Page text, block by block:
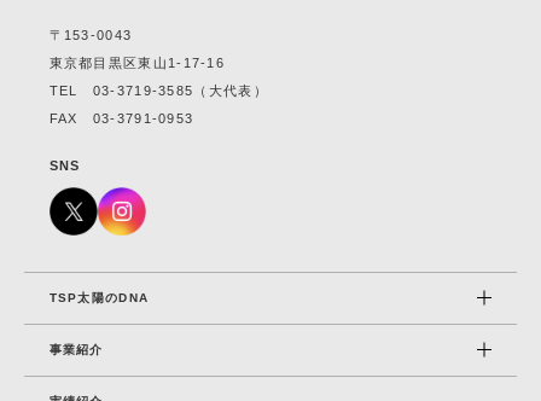
〒153-0043
東京都目黒区東山1-17-16
TEL 03-3719-3585
（大代表）
FAX 03-3791-0953
SNS
TSP太陽のDNA
事業紹介